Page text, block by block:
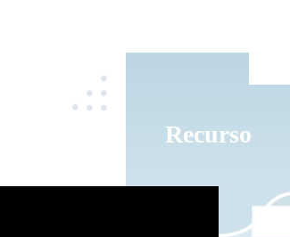
Recurso